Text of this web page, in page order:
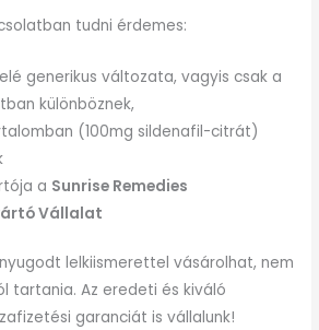
tudni érdemes:
generikus változata, vagyis csak a
különböznek,
(100mg sildenafil-citrát)
a Sunrise Remedies
Vállalat
lelkiismerettel vásárolhat, nem
tartania. Az eredeti és kiváló
garanciát is vállalunk!